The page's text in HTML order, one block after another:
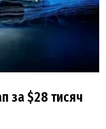
за $28 тисяч